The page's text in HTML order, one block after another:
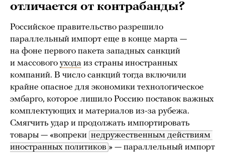
отличается от контрабанды?
Российское правительство разрешило
параллельный импорт еще в конце марта —
на фоне первого пакета западных санкций
и массового ухода из страны иностранных
компаний. В число санкций тогда включили
крайне опасное для экономики технологическое
эмбарго, которое лишило Россию поставок важных
комплектующих и материалов из-за рубежа.
Смягчить удар и продолжать импортировать
товары — «вопреки недружественным действиям
иностранных политиков » — параллельный импорт